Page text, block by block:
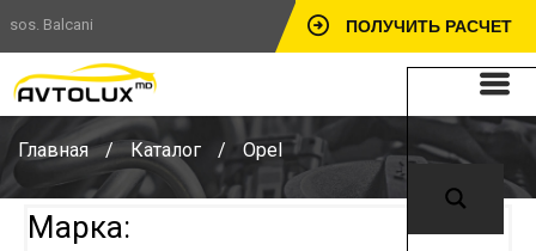
sos. Balcani ПОЛУЧИТЬ РАСЧЕТ
Главная / Каталог / Opel
Марка: